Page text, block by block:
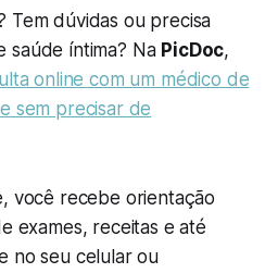
Tem dúvidas ou precisa
saúde íntima? Na PicDoc,
online com um médico de
sem precisar de
você recebe orientação
exames, receitas e até
no seu celular ou